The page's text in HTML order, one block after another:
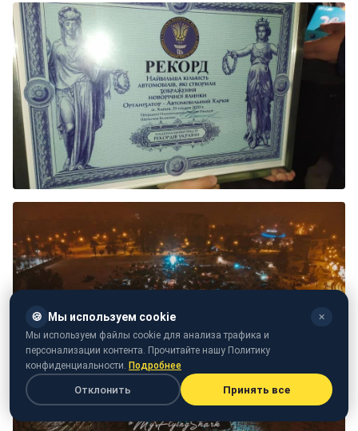
🍪 Мы используем cookie ✕
Мы используем файлы cookie для анализа трафика и
персонализации контента. Прочитайте нашу Политику
конфиденциальности. Подробнее
Отклонить Принять все